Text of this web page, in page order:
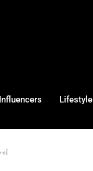
Influencers Lifestyle